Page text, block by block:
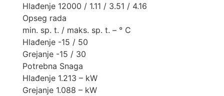
Hlađenje 12000 / 1.11 / 3.51 / 4.16
Opseg rada
min. sp. t. / maks. sp. t. – ° C
Hlađenje -15 / 50
Grejanje -15 / 30
Potrebna Snaga
Hlađenje 1.213 – kW
Grejanje 1.088 – kW